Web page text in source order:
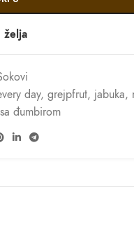
želja
day, grejpfrut, jabuka,
đumbirom